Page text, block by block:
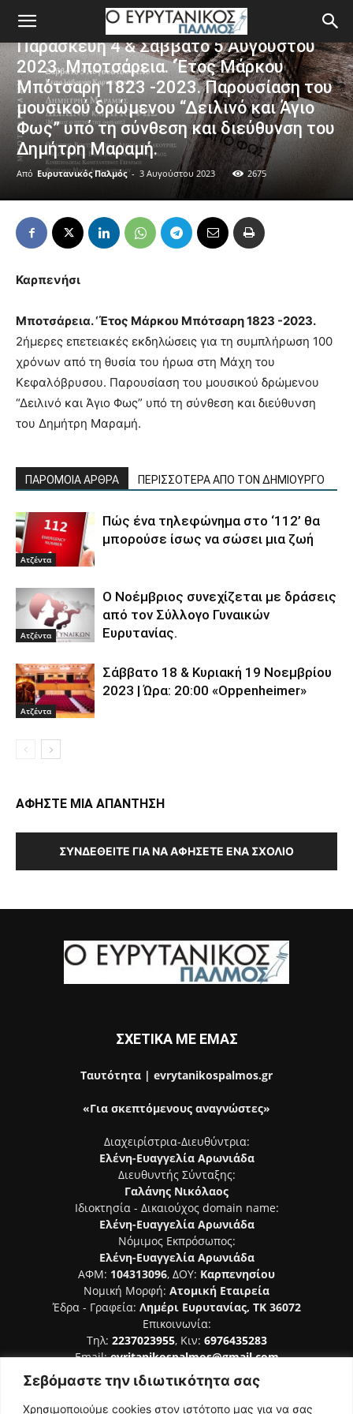
Σεβόμαστε την ιδιωτικότητα σας
Χρησιμοποιούμε cookies στον ιστότοπο μας για να σας
Ατζέντα
Παρασκευή 4 & Σάββατο 5 Αυγούστου
2023. Μποτσάρεια. ‘Έτος Μάρκου
Μπότσαρη 1823 -2023. Παρουσίαση του
μουσικού δρώμενου “Δειλινό και Άγιο
Φως” υπό τη σύνθεση και διεύθυνση του
Δημήτρη Μαραμή.
Από Ευρυτανικός Παλμός - 3 Αυγούστου 2023 2675
Καρπενήσι
Μποτσάρεια. ‘Έτος Μάρκου Μπότσαρη 1823 -2023.
2ήμερες επετειακές εκδηλώσεις για τη συμπλήρωση 100
χρόνων από τη θυσία του ήρωα στη Μάχη του
Κεφαλόβρυσου. Παρουσίαση του μουσικού δρώμενου
“Δειλινό και Άγιο Φως” υπό τη σύνθεση και διεύθυνση
του Δημήτρη Μαραμή.
ΠΑΡΟΜΟΙΑ ΑΡΘΡΑ ΠΕΡΙΣΣΟΤΕΡΑ ΑΠΟ ΤΟΝ ΔΗΜΙΟΥΡΓΟ
Ατζέντα
Πώς ένα τηλεφώνημα στο ‘112’ θα
μπορούσε ίσως να σώσει μια ζωή
Ατζέντα
Ο Νοέμβριος συνεχίζεται με δράσεις
από τον Σύλλογο Γυναικών
Ευρυτανίας.
Ατζέντα
Σάββατο 18 & Κυριακή 19 Νοεμβρίου
2023 | Ώρα: 20:00 «Oppenheimer»
ΑΦΗΣΤΕ ΜΙΑ ΑΠΑΝΤΗΣΗ
ΣΥΝΔΕΘΕΊΤΕ ΓΙΑ ΝΑ ΑΦΉΣΕΤΕ ΈΝΑ ΣΧΌΛΙΟ
ΣΧΕΤΙΚΑ ΜΕ ΕΜΑΣ
Ταυτότητα | evrytanikospalmos.gr
«Για σκεπτόμενους αναγνώστες»
Διαχειρίστρια-Διευθύντρια:
Ελένη-Ευαγγελία Αρωνιάδα
Διευθυντής Σύνταξης:
Γαλάνης Νικόλαος
Ιδιοκτησία - Δικαιούχος domain name:
Ελένη-Ευαγγελία Αρωνιάδα
Νόμιμος Εκπρόσωπος:
Ελένη-Ευαγγελία Αρωνιάδα
ΑΦΜ: 104313096, ΔΟΥ: Καρπενησίου
Νομική Μορφή: Ατομική Εταιρεία
Έδρα - Γραφεία: Λημέρι Ευρυτανίας, ΤΚ 36072
Επικοινωνία:
Τηλ: 2237023955, Κιν: 6976435283
Email:evritanikospalmos@gmail.com
Αριθμός Πιστοποίησης Μ.Η.Τ. 242044